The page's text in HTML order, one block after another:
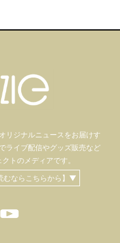
リジナルニュースをお届けす
ライブ配信やグッズ販売など
トのメディアです。
むならこちらから】▼